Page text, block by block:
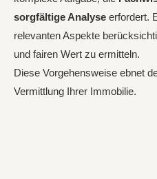
sorgfältige Analyse erfordert.
relevanten Aspekte
und fairen Wert zu ermitteln.
Diese Vorgehensweise ebnet
Vermittlung Ihrer Immobilie.